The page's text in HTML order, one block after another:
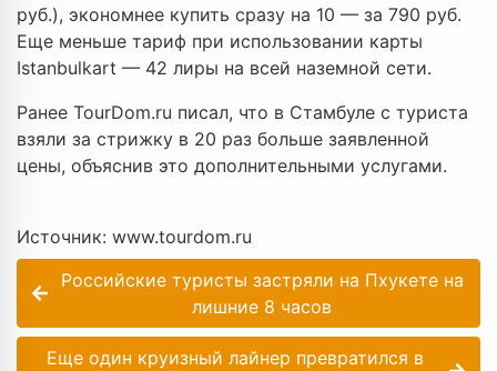
руб.), экономнее купить сразу на 10 — за 790 руб.
Еще меньше тариф при использовании карты
Istanbulkart — 42 лиры на всей наземной сети.
Ранее TourDom.ru писал, что в Стамбуле с туриста
взяли за стрижку в 20 раз больше заявленной
цены, объяснив это дополнительными услугами.
Источник: www.tourdom.ru
Российские туристы застряли на Пхукете на
лишние 8 часов
Еще один круизный лайнер превратился в